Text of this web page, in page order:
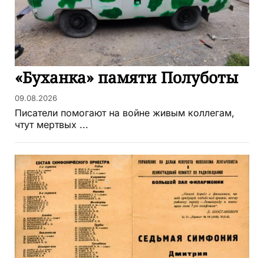
«Буханка» памяти Полуботы
09.08.2026
Писатели помогают на войне живым коллегам,
чтут мертвых ...